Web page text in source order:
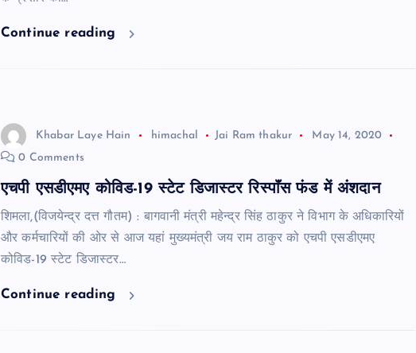
Continue reading
Khabar Laye Hain himachal Jai Ram thakur
May 14, 2020
0 Comments
एचपी एसडीएमए कोविड-19 स्टेट डिजास्टर रिस्पाॅंस फंड में अंशदान
शिमला,(विजयेन्द्र दत्त गौतम) : बागवानी मंत्री महेन्द्र सिंह ठाकुर ने विभाग के अधिकारियों
और कर्मचारियों की ओर से आज यहां मुख्यमंत्री जय राम ठाकुर को एचपी एसडीएमए
कोविड-19 स्टेट डिजास्टर…
Continue reading